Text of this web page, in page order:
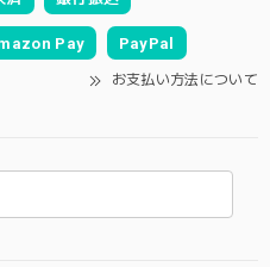
Pay PayPal
お支払い方法について